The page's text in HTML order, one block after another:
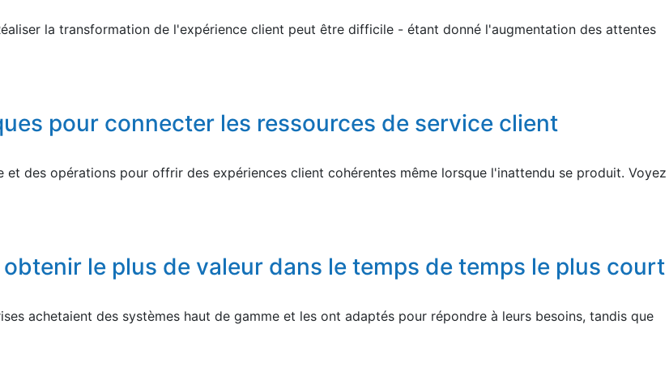
la transformation de l'expérience client peut être difficile - étant donné l'augmentation des attentes
pour connecter les ressources de service client
des opérations pour offrir des expériences client cohérentes même lorsque l'inattendu se produit. Voyez
le plus de valeur dans le temps de temps le plus court
achetaient des systèmes haut de gamme et les ont adaptés pour répondre à leurs besoins, tandis que